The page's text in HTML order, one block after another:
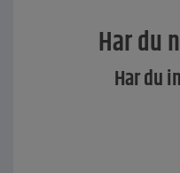
Har du
Har du